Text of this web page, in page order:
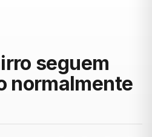
seguem
normalmente